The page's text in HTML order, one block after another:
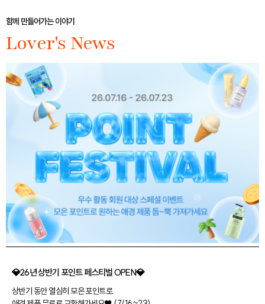
함께 만들어가는 이야기
Lover's News
💎26년 상반기 포인트 페스티벌 OPEN💎
상반기 동안 열심히 모은 포인트로